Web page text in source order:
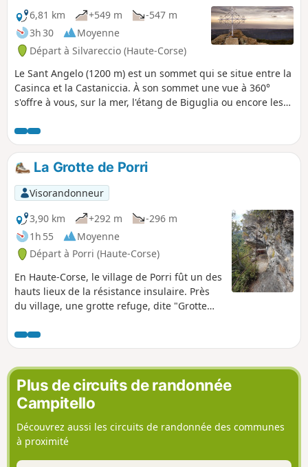
6,81 km +549 m
-547 m
3h 30
Moyenne
Départ à Silvareccio (Haute-Corse)
Le Sant Angelo (1200 m) est un sommet qui se situe entre la
Casinca et la Castaniccia. À son sommet une vue à 360°
s'offre à vous, sur la mer, l'étang de Biguglia ou encore les
bois, sous la protection des châtaigniers, majoritairement.
La Grotte de Porri
Visorandonneur
3,90 km
+292 m
-296 m
1h 55
Moyenne
Départ à Porri (Haute-Corse)
En Haute-Corse, le village de Porri fût un des
hauts lieux de la résistance insulaire. Près
du village, une grotte refuge, dite "Grotte
général à la Résistance, rappelle la
contribution de Porri et du pays de Casinca à
la libération de la Corse. Elle est bien gardée
par les Vincetti, les Vittori, Bébé Arrighi,
Antoine Battesti, Noël Agostini et tant
d'autres. Source : France 3 Corse ViaStella
Plus de circuits de randonnée
Campitello
Découvrez aussi les circuits de randonnée des communes
à proximité